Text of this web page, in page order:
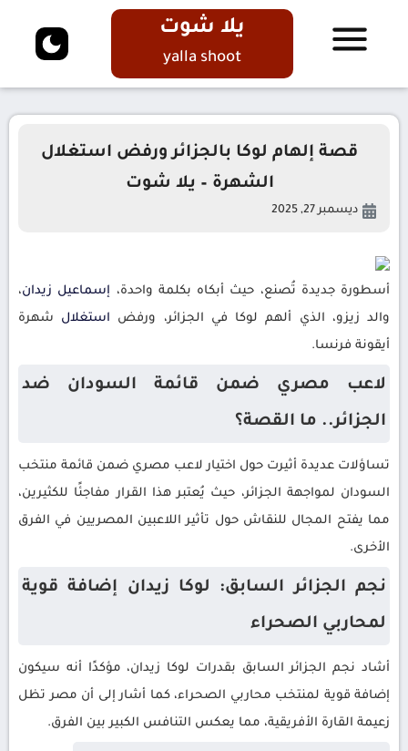
يلا شوت
yalla shoot
قصة إلهام لوكا بالجزائر ورفض استغلال
الشهرة – يلا شوت
ديسمبر 27, 2025
أسطورة جديدة تُصنع، حيث أبكاه بكلمة واحدة، إسماعيل زيدان،
والد زيزو، الذي ألهم لوكا في الجزائر، ورفض استغلال شهرة
أيقونة فرنسا.
لاعب مصري ضمن قائمة السودان ضد
الجزائر.. ما القصة؟
تساؤلات عديدة أثيرت حول اختيار لاعب مصري ضمن قائمة منتخب
السودان لمواجهة الجزائر، حيث يُعتبر هذا القرار مفاجئًا للكثيرين،
مما يفتح المجال للنقاش حول تأثير اللاعبين المصريين في الفرق
الأخرى.
نجم الجزائر السابق: لوكا زيدان إضافة قوية
لمحاربي الصحراء
أشاد نجم الجزائر السابق بقدرات لوكا زيدان، مؤكدًا أنه سيكون
إضافة قوية لمنتخب محاربي الصحراء، كما أشار إلى أن مصر تظل
زعيمة القارة الأفريقية، مما يعكس التنافس الكبير بين الفرق.